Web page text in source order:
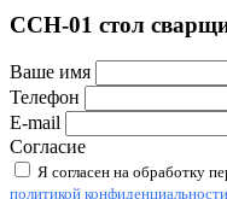
ССН-01 стол
Ваше имя
Телефон
E-mail
Согласие
Я согласен на обработку
политикой конфиденциальности